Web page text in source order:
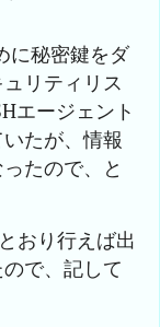
に秘密鍵をダ
リティリス
エージェント
たが、情報
たので、と
おり行えば出
で、記して